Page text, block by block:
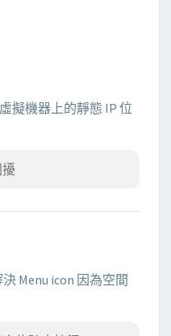
擬機器上的靜態 IP 位
Menu icon 因為空間